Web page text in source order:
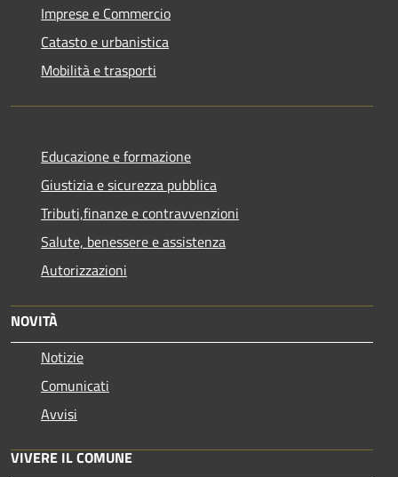
Imprese e Commercio
Catasto e urbanistica
Mobilità e trasporti
Educazione e formazione
Giustizia e sicurezza pubblica
Tributi,finanze e contravvenzioni
Salute, benessere e assistenza
Autorizzazioni
NOVITÀ
Notizie
Comunicati
Avvisi
VIVERE IL COMUNE